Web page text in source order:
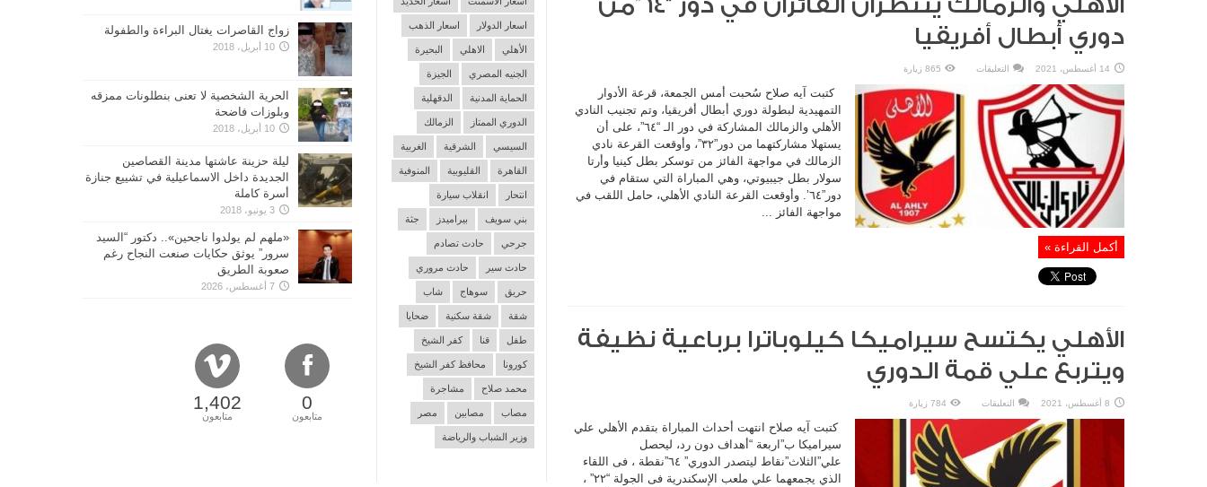
الأهلي والزمالك ينتظران الفائزان في دور “٦٤”من
دوري أبطال أفريقيا
14 أغسطس، 2021 التعليقات
ينتظران
“٦٤”من
أبطال
865 زيارة
كتبت آيه صلاح سُحبت أمس الجمعة، قرعة الأدوار
التمهيدية لبطولة دوري أبطال أفريقيا، وتم تجنيب النادي
الأهلي والزمالك المشاركة في دور الـ “٦٤”، على أن
يستهلا مشاركتهما من دور”٣٢”، وأوقعت القرعة نادي
الزمالك في مواجهة الفائز من توسكر بطل كينيا وأرتا
سولار بطل جيبيوتي، وهي المباراة التي ستقام في
دور”٦٤’. وأوقعت القرعة النادي الأهلي، حامل اللقب في
مواجهة الفائز ...
أكمل القراءة »
الأهلي يكتسح سيراميكا كيلوباترا برباعية نظيفة
ويتربع علي قمة الدوري
8 أغسطس، 2021 التعليقات
يكتسح
سيراميكا
كيلوباترا
برباعية
نظيفة
ويتربع
علي
784 زيارة
كتبت آيه صلاح انتهت أحداث المباراة بتقدم الأهلي علي
سيراميكا ب”اربعة “أهداف دون رد، ليحصل
علي”الثلاث”نقاط ليتصدر الدوري” ٦٤”نقطة ، فى اللقاء
الذي يجمعهما علي ملعب الإسكندرية فى الجولة “٢٢” ،
اسعار الدولار اسعار الذهب
الأهلي الاهلي البحيرة
الجنيه المصري الجيزة
الحماية المدنية الدقهلية
الدوري الممتاز الزمالك
السيسي الشرقية الغربية
القاهرة القليوبية المنوفية
انتحار انقلاب سيارة
بني سويف بيراميدز جثة
جرحي حادث تصادم
حادث سير حادث مروري
حريق سوهاج شاب
شقة شقة سكنية ضحايا
طفل قنا كفر الشيخ
كورونا محافظ كفر الشيخ
محمد صلاح مشاجرة
مصاب مصابين مصر
وزير الشباب والرياضة
زواج القاصرات يغتال البراءة والطفولة
10 أبريل، 2018
الحرية الشخصية لا تعنى بنطلونات ممزقه
وبلوزات فاضحة
10 أبريل، 2018
ليلة حزينة عاشتها مدينة القصاصين
الجديدة داخل الاسماعيلية في تشييع جنازة
أسرة كاملة
3 يونيو، 2018
«ملهم لم يولدوا ناجحين».. دكتور “السيد
سرور” يوثق حكايات صنعت النجاح رغم
صعوبة الطريق
7 أغسطس، 2026
0
متابعون
1,402
متابعون